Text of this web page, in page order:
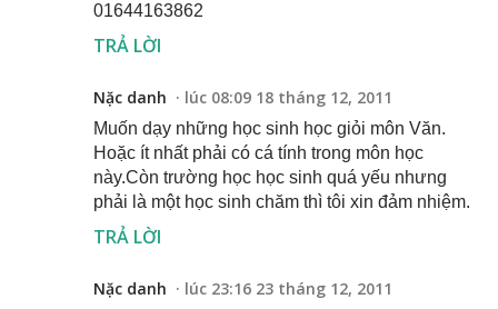
01644163862
TRẢ LỜI
Nặc danh lúc 08:09 18 tháng 12, 2011
Muốn dạy những học sinh học giỏi môn Văn.
Hoặc ít nhất phải có cá tính trong môn học
này.Còn trường học học sinh quá yếu nhưng
phải là một học sinh chăm thì tôi xin đảm nhiệm.
TRẢ LỜI
Nặc danh lúc 23:16 23 tháng 12, 2011